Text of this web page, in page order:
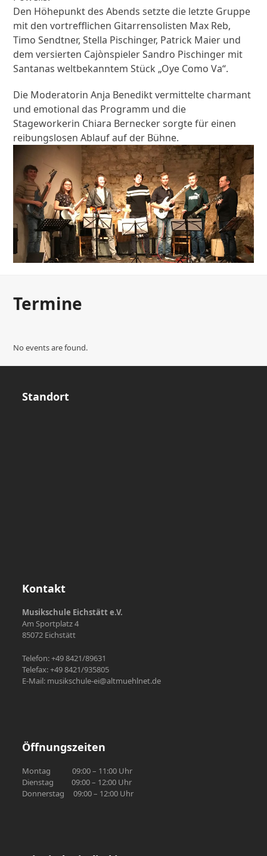
Den Höhepunkt des Abends setzte die letzte Gruppe
mit den vortrefflichen Gitarrensolisten Max Reb,
Timo Sendtner, Stella Pischinger, Patrick Maier und
dem versierten Cajònspieler Sandro Pischinger mit
Santanas weltbekanntem Stück „Oye Como Va“.
Die Moderatorin Anja Benedikt vermittelte charmant
und emotional das Programm und die
Stageworkerin Chiara Bernecker sorgte für einen
reibungslosen Ablauf auf der Bühne.
Termine
No events are found.
Standort
Kontakt
Musikschule Eichstätt e.V.
Am Sportplatz 4
85072 Eichstätt
Telefon: +49 8421/89631
Telefax: +49 8421/935805
E-Mail: musikschule-ei@altmuehlnet.de
Öffnungszeiten
Montag 09:00 – 11:00 Uhr
Dienstag 09:00 – 12:00 Uhr
Donnerstag 09:00 – 12:00 Uhr